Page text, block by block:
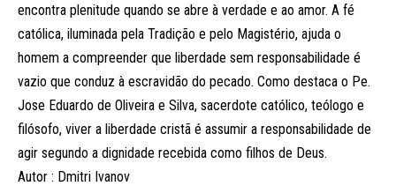
encontra plenitude quando se abre à verdade e ao amor. A fé
católica, iluminada pela Tradição e pelo Magistério, ajuda o
homem a compreender que liberdade sem responsabilidade é
vazio que conduz à escravidão do pecado. Como destaca o Pe.
Jose Eduardo de Oliveira e Silva, sacerdote católico, teólogo e
filósofo, viver a liberdade cristã é assumir a responsabilidade de
agir segundo a dignidade recebida como filhos de Deus.
Autor : Dmitri Ivanov